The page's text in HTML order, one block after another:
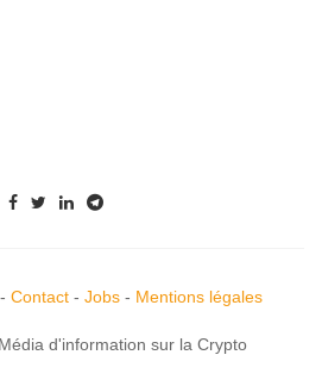
Contact- Jobs- Mentions légales
d'information sur la Crypto